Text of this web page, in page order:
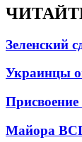
Зеленский
Украинцы
Присвоение
Майора